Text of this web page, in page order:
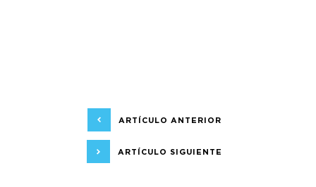
ARTÍCULO ANTERIOR
ARTÍCULO SIGUIENTE